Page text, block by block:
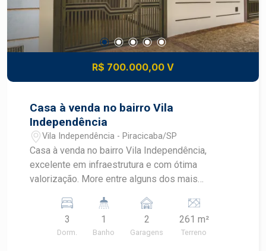
de baixo impacto e de fácil acesso aos principais
pontos da cidade.
R$ 700.000,00 V
Casa à venda no bairro Vila
Independência
Vila Independência - Piracicaba/SP
Casa à venda no bairro Vila Independência,
excelente em infraestrutura e com ótima
valorização. More entre alguns dos mais
como as avenidas Independência, Professor
Alberto Vollet Sachs e Piracicamirim. - 188m² de
área útil; - 3 dormitórios; - Banheiro social com
3
Dorm.
1
Banho
2
Garagens
261 m²
Terreno